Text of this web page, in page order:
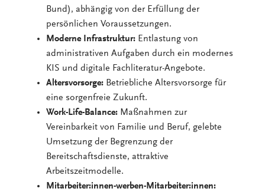
Bund), abhängig von der Erfüllung der
persönlichen Voraussetzungen.
Moderne Infrastruktur: Entlastung von
administrativen Aufgaben durch ein modernes
KIS und digitale Fachliteratur-Angebote.
Altersvorsorge: Betriebliche Altersvorsorge für
eine sorgenfreie Zukunft.
Work-Life-Balance: Maßnahmen zur
Vereinbarkeit von Familie und Beruf, gelebte
Umsetzung der Begrenzung der
Bereitschaftsdienste, attraktive
Arbeitszeitmodelle.
Mitarbeiter:innen-werben-Mitarbeiter:innen: